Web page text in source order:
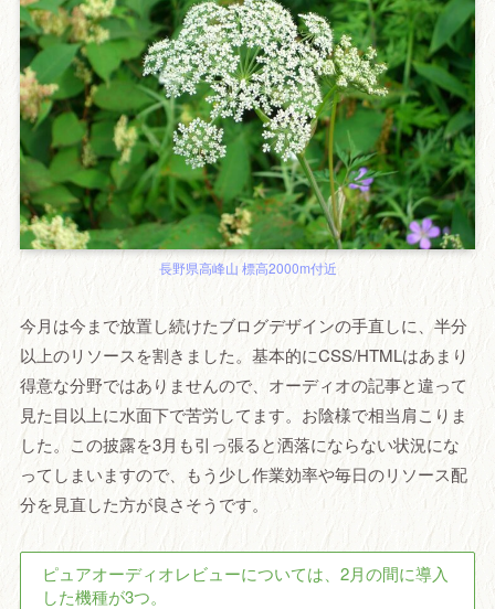
長野県高峰山 標高2000m付近
今月は今まで放置し続けたブログデザインの手直しに、半分
以上のリソースを割きました。基本的にCSS/HTMLはあまり
得意な分野ではありませんので、オーディオの記事と違って
見た目以上に水面下で苦労してます。お陰様で相当肩こりま
した。この披露を3月も引っ張ると洒落にならない状況にな
ってしまいますので、もう少し作業効率や毎日のリソース配
分を見直した方が良さそうです。
ピュアオーディオレビューについては、2月の間に導入
した機種が3つ。